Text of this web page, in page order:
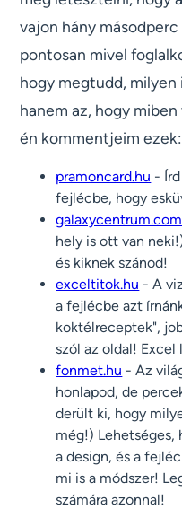
vajon hány
pontosan mivel
hogy megtudd,
hanem az, hogy
én kommentjeim ezek:
pramoncard.hu -
fejlécbe, hogy
galaxycentrum.com
hely is ott van
és kiknek szánod!
exceltitok.hu - A
a fejlécbe azt
koktélreceptek",
szól az oldal!
fonmet.hu - Az
honlapod, de
derült ki, hogy
még!) Lehetséges,
a design, és a
mi is a módszer!
számára azonnal!